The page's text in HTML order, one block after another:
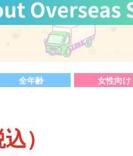
全年齢 女性向け
）